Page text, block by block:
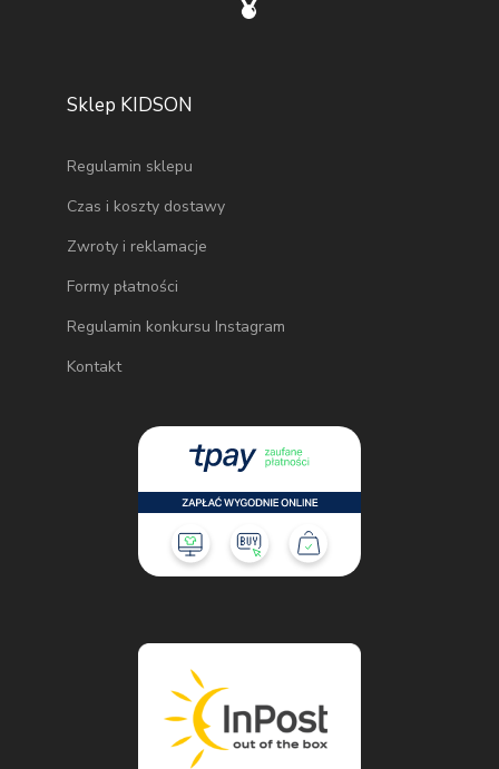
Sklep KIDSON
Regulamin sklepu
Czas i koszty dostawy
Zwroty i reklamacje
Formy płatności
Regulamin konkursu Instagram
Kontakt